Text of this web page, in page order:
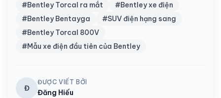
#Bentley Torcal ra mắt
#Bentley xe điện
#Bentley Bentayga
#SUV điện hạng sang
#Bentley Torcal 800V
#Mẫu xe điện đầu tiên của Bentley
Đ
ĐƯỢC VIẾT BỞI
Đăng Hiếu